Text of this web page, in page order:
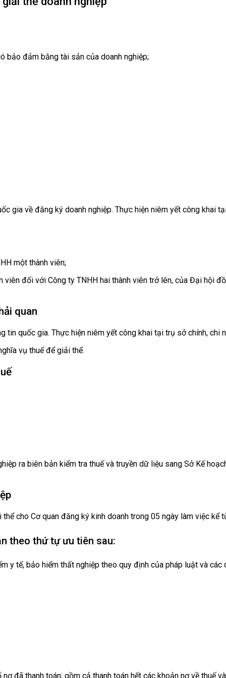
bảo đảm bằng tài sản của doanh nghiệp;
gia về đăng ký doanh nghiệp. Thực hiện niêm yết công khai
một thành viên;
đối với Công ty TNHH hai thành viên trở lên, của Đại hội
quan
quốc gia. Thực hiện niêm yết công khai tại trụ sở chính, chi
vụ thuế để giải thể.
ra biên bản kiểm tra thuế và truyền dữ liệu sang Sở Kế
cho Cơ quan đăng ký kinh doanh trong 05 ngày làm việc kể
theo thứ tự ưu tiên sau:
y tế, bảo hiểm thất nghiệp theo quy định của pháp luật và
đã thanh toán; gồm cả thanh toán hết các khoản nợ về thuế